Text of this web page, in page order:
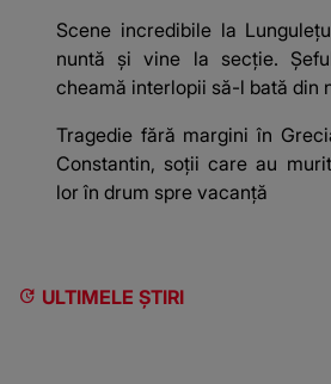
Scene incredibile la
nuntă și vine la secție.
cheamă interlopii să-l bată din
Tragedie fără margini în
Constantin, soții care au
lor în drum spre vacanță
ULTIMELE ȘTIRI